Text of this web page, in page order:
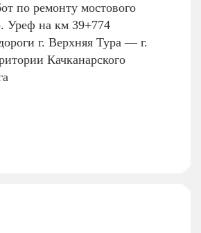
по ремонту мостового
Уреф на км 39+774
г. Верхняя Тура — г.
Качканарского